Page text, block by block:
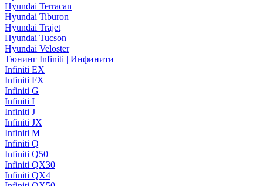
Hyundai Terracan
Hyundai Tiburon
Hyundai Trajet
Hyundai Tucson
Hyundai Veloster
Тюнинг Infiniti | Инфинити
Infiniti EX
Infiniti FX
Infiniti G
Infiniti I
Infiniti J
Infiniti JX
Infiniti M
Infiniti Q
Infiniti Q50
Infiniti QX30
Infiniti QX4